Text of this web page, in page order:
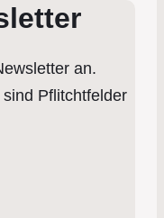
an.
Pflitchtfelder